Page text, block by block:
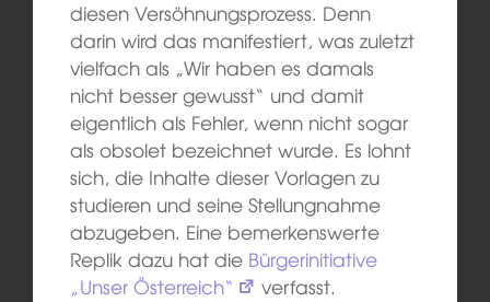
diesen Versöhnungsprozess. Denn
darin wird das manifestiert, was zuletzt
vielfach als „Wir haben es damals
nicht besser gewusst“ und damit
eigentlich als Fehler, wenn nicht sogar
als obsolet bezeichnet wurde. Es lohnt
sich, die Inhalte dieser Vorlagen zu
studieren und seine Stellungnahme
abzugeben. Eine bemerkenswerte
Replik dazu hat die Bürgerinitiative
„Unser Österreich“
verfasst.